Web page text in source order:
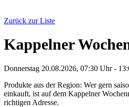
Zurück zur Liste
Kappelner
Donnerstag 20.08.2026, 07:30 Uhr -
Produkte aus der Region: Wer gern
einkauft, ist auf dem Kappelner
richtigen Adresse.